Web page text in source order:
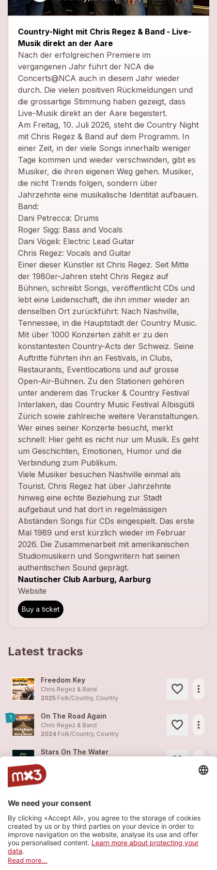
close
Country-Night mit Chris Regez & Band - Live-
Musik direkt an der Aare
Nach der erfolgreichen Premiere im
vergangenen Jahr führt der NCA die
Concerts@NCA auch in diesem Jahr wieder
durch. Die vielen positiven Rückmeldungen und
die grossartige Stimmung haben gezeigt, dass
Live-Musik direkt an der Aare begeistert.
Am Freitag, 10. Juli 2026, steht die Country Night
mit Chris Regez & Band auf dem Programm. In
einer Zeit, in der viele Songs innerhalb weniger
Tage kommen und wieder verschwinden, gibt es
Musiker, die ihren eigenen Weg gehen. Musiker,
die nicht Trends folgen, sondern über
Jahrzehnte eine musikalische Identität aufbauen.
Band:
Dani Petrecca: Drums
Roger Sigg: Bass and Vocals
Dani Vögeli: Electric Lead Guitar
Chris Regez: Vocals and Guitar
Einer dieser Künstler ist Chris Regez. Seit Mitte
der 1980er-Jahren steht Chris Regez auf
Bühnen, schreibt Songs, veröffentlicht CDs und
lebt eine Leidenschaft, die ihn immer wieder an
denselben Ort zurückführt: Nach Nashville,
Tennessee, in die Hauptstadt der Country Music.
Mit über 1000 Konzerten zählt er zu den
konstantesten Country-Acts der Schweiz. Seine
Auftritte führten ihn an Festivals, in Clubs,
Restaurants, Eventlocations und auf grosse
Open-Air-Bühnen. Zu den Stationen gehören
unter anderem das Trucker & Country Festival
Interlaken, das Country Music Festival Albisgütli
Zürich sowie zahlreiche weitere Veranstaltungen.
Wer eines seiner Konzerte besucht, merkt
schnell: Hier geht es nicht nur um Musik. Es geht
um Geschichten, Emotionen, Humor und die
Verbindung zum Publikum.
Viele Musiker besuchen Nashville einmal als
Tourist. Chris Regez hat über Jahrzehnte
hinweg eine echte Beziehung zur Stadt
aufgebaut und hat dort in regelmässigen
Abständen Songs für CDs eingespielt. Das erste
Mal 1989 und erst kürzlich wieder im Februar
2026. Die Zusammenarbeit mit amerikanischen
Studiomusikern und Songwritern hat seinen
authentischen Sound geprägt.
Nautischer Club Aarburg, Aarburg
Website
Buy a ticket
Latest tracks
Freedom Key
Chris Regez & Band
2025 Folk/Country, Country
more_horiz
1 On The Road Again
Chris Regez & Band
2024 Folk/Country, Country
more_horiz
Stars On The Water
2024
2024Folk/Country, Country
Here For You
Chris Regez & Band
2024Folk/Country, Country
more_horiz